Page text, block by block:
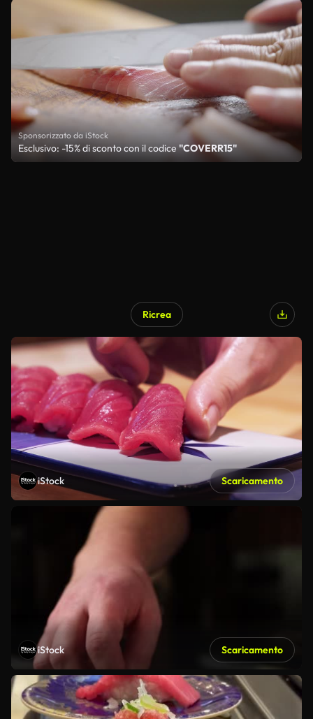
Sponsorizzato da iStock
Esclusivo: -15% di sconto con il codice "COVERR15"
Ricrea
iStock Scaricamento
iStock Scaricamento